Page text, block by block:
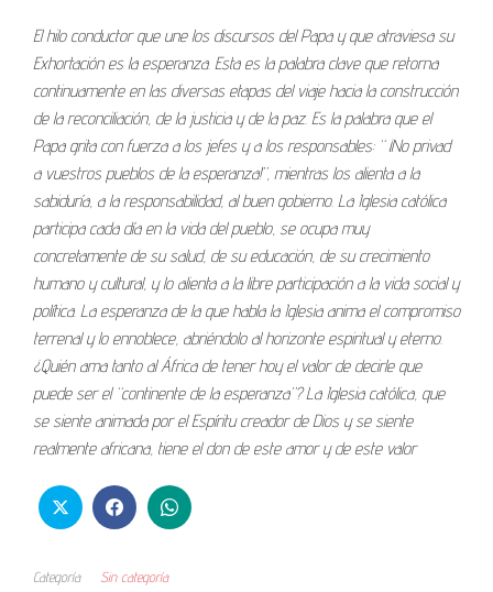
El hilo conductor que une los discursos del Papa y que atraviesa su
Exhortación es la esperanza. Esta es la palabra clave que retorna
continuamente en las diversas etapas del viaje hacia la construcción
de la reconciliación, de la justicia y de la paz. Es la palabra que el
Papa grita con fuerza a los jefes y a los responsables: “ ¡No privad
a vuestros pueblos de la esperanza!”, mientras los alienta a la
sabiduría, a la responsabilidad, al buen gobierno. La Iglesia católica
participa cada día en la vida del pueblo, se ocupa muy
concretamente de su salud, de su educación, de su crecimiento
humano y cultural, y lo alienta a la libre participación a la vida social y
política. La esperanza de la que habla la Iglesia anima el compromiso
terrenal y lo ennoblece, abriéndolo al horizonte espiritual y eterno.
¿Quién ama tanto al África de tener hoy el valor de decirle que
puede ser el “continente de la esperanza”? La Iglesia católica, que
se siente animada por el Espíritu creador de Dios y se siente
realmente africana, tiene el don de este amor y de este valor
Categoría Sin categoría